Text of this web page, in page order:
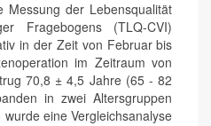
Messung der Lebensqualität
Fragebogens (TLQ-CVI)
in der Zeit von Februar bis
im Zeitraum von
70,8 ± 4,5 Jahre (65 - 82
in zwei Altersgruppen
eine Vergleichsanalyse